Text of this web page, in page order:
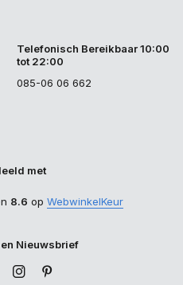
Telefonisch Bereikbaar 10:00
tot 22:00
085-06 06 662
met
8.6 op WebwinkelKeur
Nieuwsbrief